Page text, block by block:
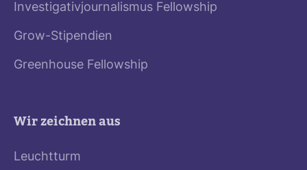
Investigativjournalismus Fellowship
Grow-Stipendien
Greenhouse Fellowship
Wir zeichnen aus
Leuchtturm